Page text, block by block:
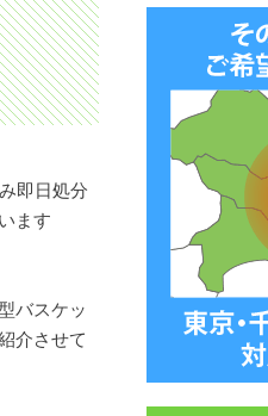
即日処分
ます
バスケッ
介させて